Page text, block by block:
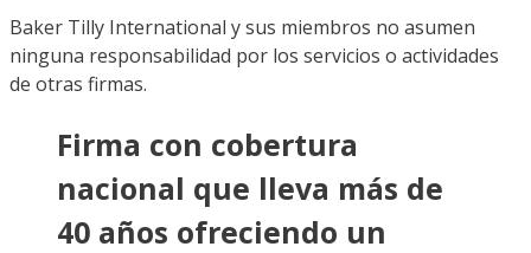
Baker Tilly International y sus miembros no asumen
ninguna responsabilidad por los servicios o actividades
de otras firmas.
Firma con cobertura
nacional que lleva más de
40 años ofreciendo un